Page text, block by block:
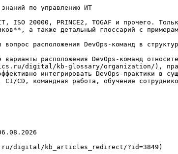
по управлению ИТ
ISO 20000, PRINCE2, TOGAF и прочего.
а также детальный глоссарий с
расположения DevOps-команд в
расположения DevOps-команд
digital/kb-glossary/organization/), правила
интегрировать DevOps-практики в
CI/CD, командная работа, обучение
digital/kb_articles_redirect/?id=3849)